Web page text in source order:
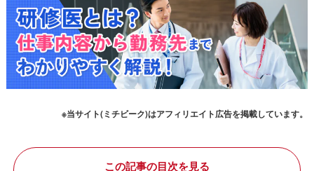
※当サイト(ミチビーク)はアフィリエイト広告を掲載しています。
この記事の目次を見る